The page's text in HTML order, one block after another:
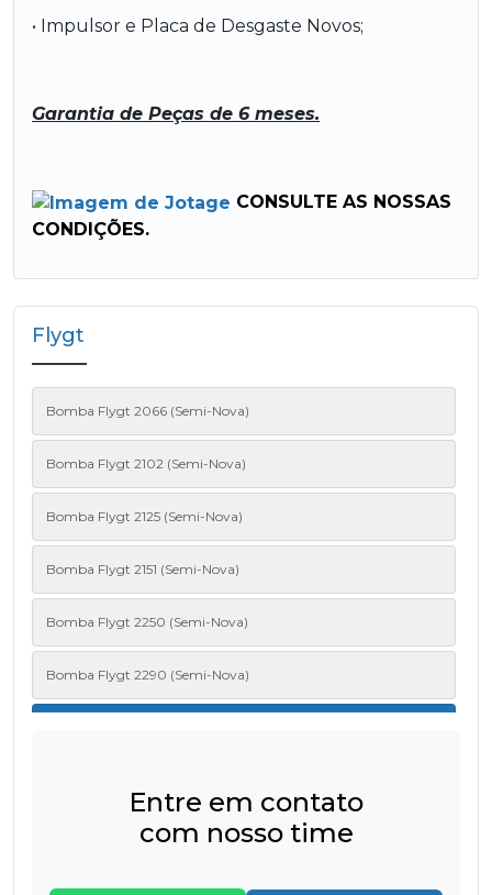
• Impulsor e Placa de Desgaste Novos;
Garantia de Peças de 6 meses.
CONSULTE AS NOSSAS
CONDIÇÕES.
Flygt
Bomba Flygt 2066 (Semi-Nova)
Bomba Flygt 2102 (Semi-Nova)
Bomba Flygt 2125 (Semi-Nova)
Bomba Flygt 2151 (Semi-Nova)
Bomba Flygt 2250 (Semi-Nova)
Bomba Flygt 2290 (Semi-Nova)
Bomba FLYGT 3085 (MT/HT) (Semi-Nova)
Bomba FLYGT 3101 (MT/HT) (Semi-Nova)
Entre em contato
com nosso time